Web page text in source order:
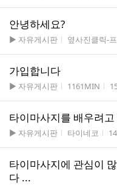
안녕하세요?
게시판명
▶ 자유게시판 작성자
옆사진클릭-
가입합니다
게시판명
▶ 자유게시판 작성자
1161MIN
타이마사지를 배우려고
게시판명
▶ 자유게시판 작성자
타이네코
타이마사지에 관심이
다 ...